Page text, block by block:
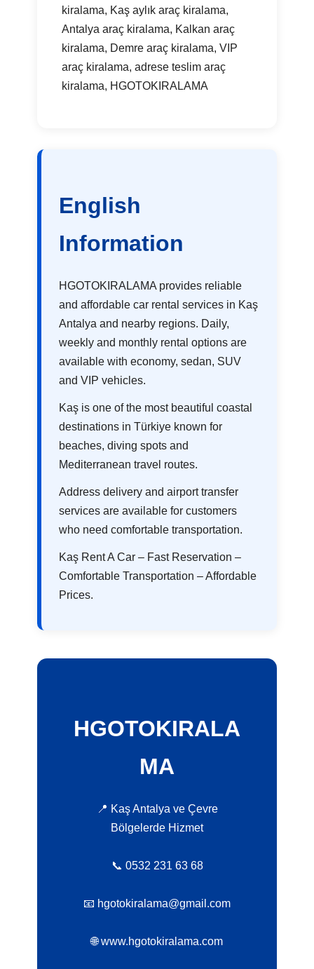
kiralama, Kaş aylık araç kiralama,
Antalya araç kiralama, Kalkan araç
kiralama, Demre araç kiralama, VIP
araç kiralama, adrese teslim araç
kiralama, HGOTOKIRALAMA
English
Information
HGOTOKIRALAMA provides reliable
and affordable car rental services in Kaş
Antalya and nearby regions. Daily,
weekly and monthly rental options are
available with economy, sedan, SUV
and VIP vehicles.
Kaş is one of the most beautiful coastal
destinations in Türkiye known for
beaches, diving spots and
Mediterranean travel routes.
Address delivery and airport transfer
services are available for customers
who need comfortable transportation.
Kaş Rent A Car – Fast Reservation –
Comfortable Transportation – Affordable
Prices.
HGOTOKIRALA
MA
📍 Kaş Antalya ve Çevre
Bölgelerde Hizmet
📞 0532 231 63 68
📧 hgotokiralama@gmail.com
🌐 www.hgotokiralama.com